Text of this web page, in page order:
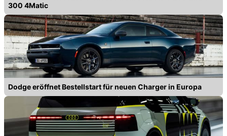
300 4Matic
Dodge eröffnet Bestellstart für neuen Charger in Europa